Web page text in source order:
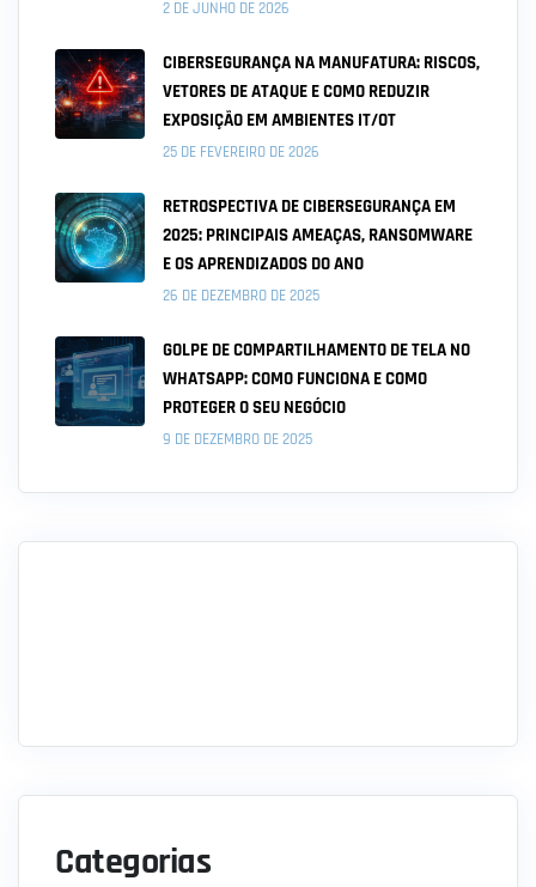
2 DE JUNHO DE 2026
CIBERSEGURANÇA NA MANUFATURA: RISCOS,
VETORES DE ATAQUE E COMO REDUZIR
EXPOSIÇÃO EM AMBIENTES IT/OT
25 DE FEVEREIRO DE 2026
RETROSPECTIVA DE CIBERSEGURANÇA EM
2025: PRINCIPAIS AMEAÇAS, RANSOMWARE
E OS APRENDIZADOS DO ANO
26 DE DEZEMBRO DE 2025
GOLPE DE COMPARTILHAMENTO DE TELA NO
WHATSAPP: COMO FUNCIONA E COMO
PROTEGER O SEU NEGÓCIO
9 DE DEZEMBRO DE 2025
Categorias